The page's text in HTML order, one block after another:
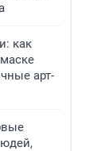
как
арт-